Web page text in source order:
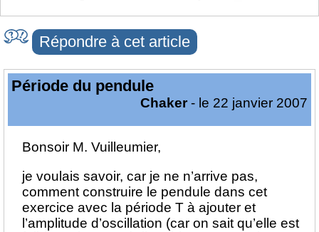
Répondre à cet article
Période du pendule
Chaker- le 22 janvier 2007
Bonsoir M. Vuilleumier,
je voulais savoir, car je ne n’arrive pas,
comment construire le pendule dans cet
exercice avec la période T à ajouter et
l’amplitude d’oscillation (car on sait qu’elle est